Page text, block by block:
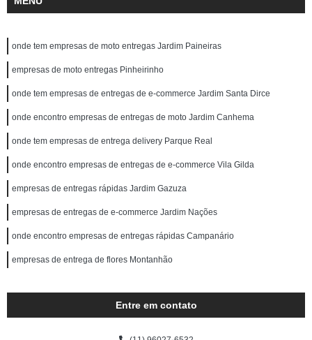
onde tem empresas de moto entregas Jardim Paineiras
empresas de moto entregas Pinheirinho
onde tem empresas de entregas de e-commerce Jardim Santa Dirce
onde encontro empresas de entregas de moto Jardim Canhema
onde tem empresas de entrega delivery Parque Real
onde encontro empresas de entregas de e-commerce Vila Gilda
empresas de entregas rápidas Jardim Gazuza
empresas de entregas de e-commerce Jardim Nações
onde encontro empresas de entregas rápidas Campanário
empresas de entrega de flores Montanhão
Entre em contato